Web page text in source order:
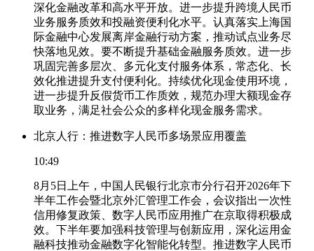
深化金融改革和高水平开放。进一步提升跨境人民币
业务服务质效和投融资便利化水平。认真落实上海国
际金融中心发展离岸金融行动方案，推动试点业务尽
快落地见效。要不断提升基础金融服务质效。进一步
巩固完善多层次、多元化支付服务体系，常态化、长
效化推进提升支付便利化。持续优化现金使用环境，
进一步提升反假货币工作质效，规范办理大额现金存
取业务，满足社会公众的多样化现金服务需求。
北京人行：推进数字人民币多场景应用覆盖
10:49
8月5日上午，中国人民银行北京市分行召开2026年下
半年工作会暨北京外汇管理工作会，会议指出一次性
信用修复政策、数字人民币应用推广在京取得积极成
效。下半年要加强科技管理与创新应用，深化运用金
融科技推动金融数字化智能化转型。推进数字人民币